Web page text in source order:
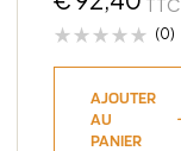
(0)
AJOUTER
AU
PANIER